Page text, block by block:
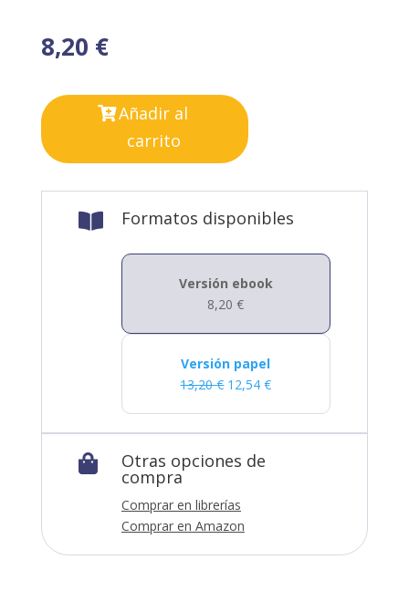
8,20 €
Añadir al
carrito
 Formatos disponibles
Versión ebook
8,20€
Versión papel
13,20€ 12,54€
 Otras opciones de
compra
Comprar en librerías
Comprar en Amazon